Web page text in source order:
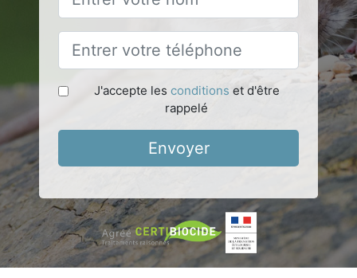
J'accepte les conditions et d'être
rappelé
Envoyer